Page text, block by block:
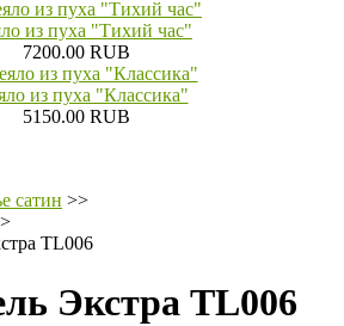
из пуха "Тихий час"
7200.00 RUB
из пуха "Классика"
5150.00 RUB
сатин >>
TL006
Экстра TL006